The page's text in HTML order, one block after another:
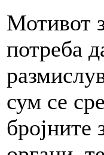
Мотивот
потреба
сум се
бројните